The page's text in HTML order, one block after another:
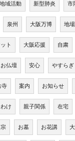
地域活動 新型肺炎 市
泉州 大阪万博 地
ト 大阪応援 自粛
お仏壇 安心 やすらぎ
寺 案内 お知らせ
け 親子関係 在宅
お墓 お花講